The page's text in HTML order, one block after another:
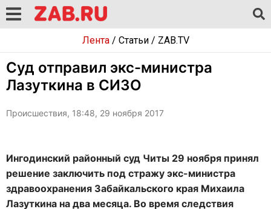
Лента/ Статьи/ ZAB.TV
Суд отправил экс-министра
Лазуткина в СИЗО
Происшествия, 18:48, 29 ноября 2017
Ингодинский районный суд Читы 29 ноября принял
решение заключить под стражу экс-министра
здравоохранения Забайкальского края Михаила
Лазуткина на два месяца. Во время следствия